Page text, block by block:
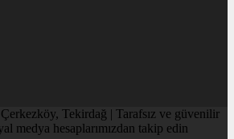
Tekirdağ | Tarafsız ve güvenilir
medya hesaplarımızdan takip edin